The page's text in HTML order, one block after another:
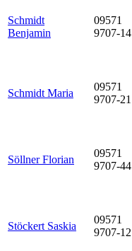
Schmidt
Benjamin
09571
9707-14
Schmidt Maria
09571
9707-21
Söllner Florian
09571
9707-44
Stöckert Saskia
09571
9707-12